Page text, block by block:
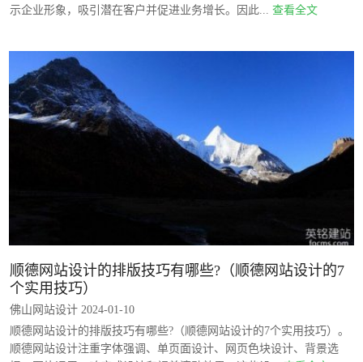
示企业形象，吸引潜在客户并促进业务增长。因此... 查看全文
顺德网站设计的排版技巧有哪些?（顺德网站设计的7
个实用技巧）
佛山网站设计 2024-01-10
顺德网站设计的排版技巧有哪些?（顺德网站设计的7个实用技巧）。
顺德网站设计注重字体强调、单页面设计、网页色块设计、背景选